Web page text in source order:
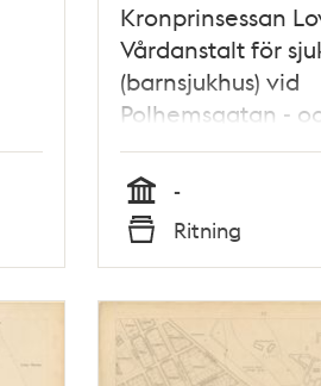
Kronprinsessan
Vårdanstalt för
(barnsjukhus) vid
Polhemsgatan -
ritning
Tid
-
Ritning